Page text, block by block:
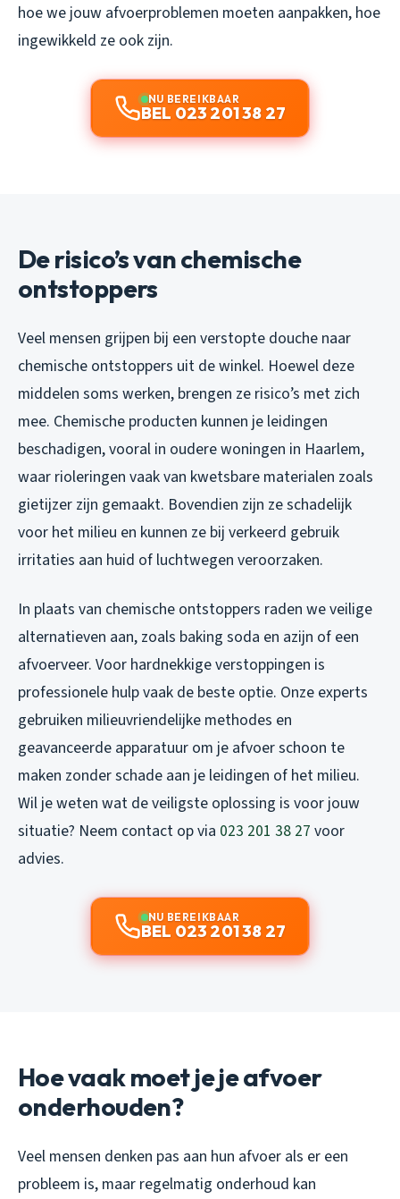
hoe we jouw afvoerproblemen moeten aanpakken, hoe
ingewikkeld ze ook zijn.
NU BEREIKBAAR
BEL 023 201 38 27
De risico’s van chemische
ontstoppers
Veel mensen grijpen bij een verstopte douche naar
chemische ontstoppers uit de winkel. Hoewel deze
middelen soms werken, brengen ze risico’s met zich
mee. Chemische producten kunnen je leidingen
beschadigen, vooral in oudere woningen in Haarlem,
waar rioleringen vaak van kwetsbare materialen zoals
gietijzer zijn gemaakt. Bovendien zijn ze schadelijk
voor het milieu en kunnen ze bij verkeerd gebruik
irritaties aan huid of luchtwegen veroorzaken.
In plaats van chemische ontstoppers raden we veilige
alternatieven aan, zoals baking soda en azijn of een
afvoerveer. Voor hardnekkige verstoppingen is
professionele hulp vaak de beste optie. Onze experts
gebruiken milieuvriendelijke methodes en
geavanceerde apparatuur om je afvoer schoon te
maken zonder schade aan je leidingen of het milieu.
Wil je weten wat de veiligste oplossing is voor jouw
situatie? Neem contact op via 023 201 38 27 voor
advies.
NU BEREIKBAAR
BEL 023 201 38 27
Hoe vaak moet je je afvoer
onderhouden?
Veel mensen denken pas aan hun afvoer als er een
probleem is, maar regelmatig onderhoud kan